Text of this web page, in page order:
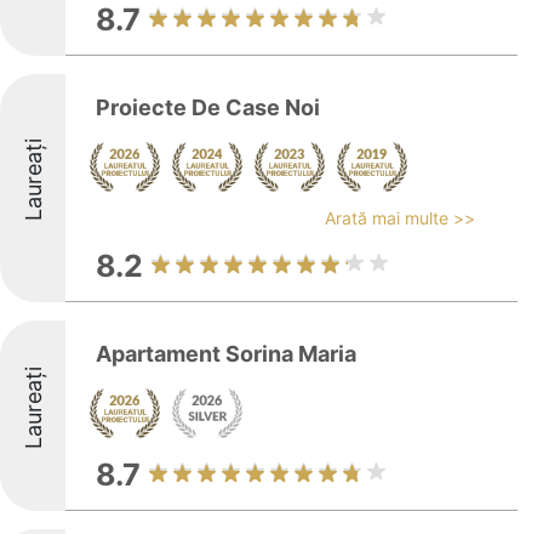
8.7
Laureați
Proiecte De Case Noi
Arată mai multe >>
8.2
Laureați
Apartament Sorina Maria
8.7